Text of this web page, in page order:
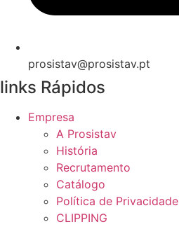
prosistav@prosistav.pt
links Rápidos
Empresa
A Prosistav
História
Recrutamento
Catálogo
Política de Privacidade
CLIPPING